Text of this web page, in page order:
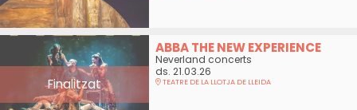
Finalitzat
ABBA THE NEW EXPERIENCE
Neverland concerts
ds. 21.03.26
TEATRE DE LA LLOTJA DE LLEIDA